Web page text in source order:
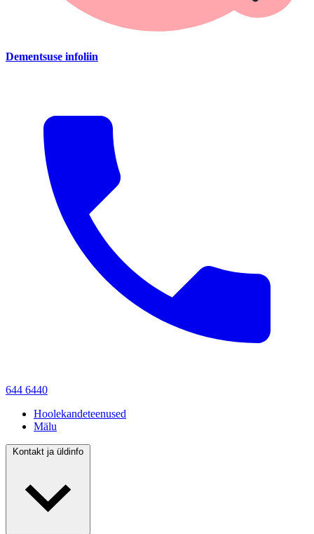
Dementsuse infoliin
644 6440
Hoolekandeteenused
Mälu
Kontakt ja üldinfo